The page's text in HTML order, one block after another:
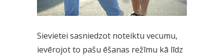
Sievietei sasniedzot noteiktu vecumu,
ievērojot to pašu ēšanas režīmu kā līdz